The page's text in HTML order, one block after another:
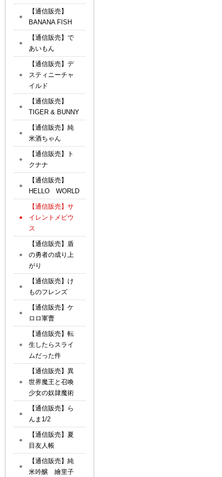
【通信販売】
BANANA FISH
【通信販売】で
あいもん
【通信販売】デ
スティニーチャ
イルド
【通信販売】
TIGER & BUNNY
【通信販売】純
米酒ちゃん
【通信販売】ト
クナナ
【通信販売】
HELLO WORLD
【通信販売】サ
イレントメビウ
ス
【通信販売】盾
の勇者の成り上
がり
【通信販売】け
ものフレンズ
【通信販売】ケ
ロロ軍曹
【通信販売】転
生したらスライ
ムだった件
【通信販売】異
世界魔王と召喚
少女の奴隷魔術
【通信販売】ら
んま1/2
【通信販売】夏
目友人帳
【通信販売】純
米吟醸 繪里子